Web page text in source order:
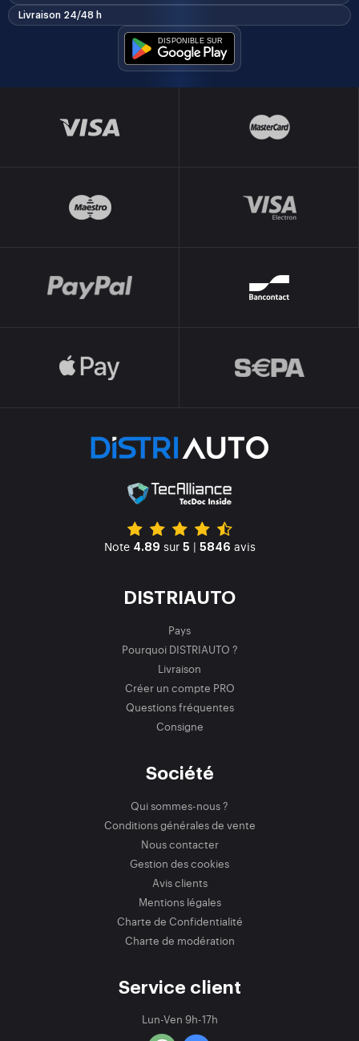
Livraison 24/48 h
Note 4.89 sur 5 | 5846 avis
DISTRIAUTO
Pays
Pourquoi DISTRIAUTO ?
Livraison
Créer un compte PRO
Questions fréquentes
Consigne
Société
Qui sommes-nous ?
Conditions générales de vente
Nous contacter
Gestion des cookies
Avis clients
Mentions légales
Charte de Confidentialité
Charte de modération
Service client
Lun-Ven 9h-17h